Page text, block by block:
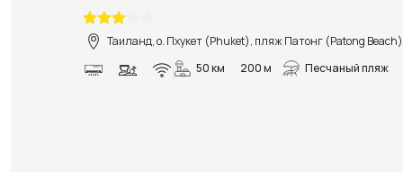
Таиланд, о. Пхукет (Phuket), пляж Патонг (Patong Beach)
50 км
200 м Песчаный пляж